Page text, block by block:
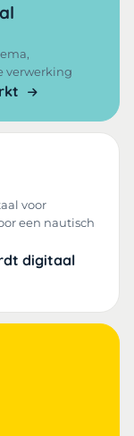
verwerking
voor
een nautisch
digitaal